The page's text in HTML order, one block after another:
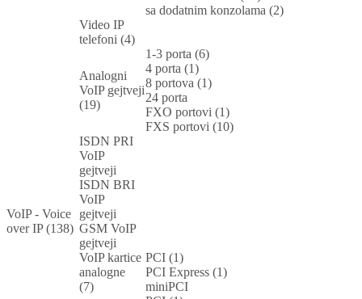
VoIP - Voice
over IP (138)
sa dodatnim konzolama (2)
Video IP
telefoni (4)
Analogni
VoIP gejtveji
(19)
1-3 porta (6)
4 porta (1)
8 portova (1)
24 porta
FXO portovi (1)
FXS portovi (10)
ISDN PRI
VoIP
gejtveji
ISDN BRI
VoIP
gejtveji
GSM VoIP
gejtveji
VoIP kartice
analogne
(7)
PCI (1)
PCI Express (1)
miniPCI